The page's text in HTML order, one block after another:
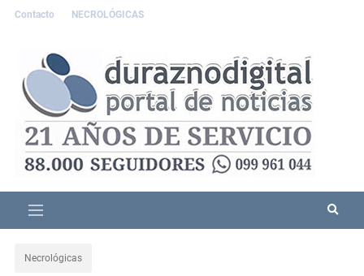
Contacto NECROLÓGICAS
Necrológicas